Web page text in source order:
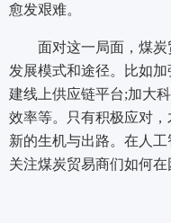
愈发艰难。
面对这一局面，煤
发展模式和途径。比如
建线上供应链平台;加大
效率等。只有积极应对
新的生机与出路。在人
关注煤炭贸易商们如何在